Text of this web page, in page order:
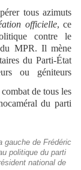
tous azimuts
officielle, ce
contre le
du MPR. Il mène
du Parti-État
ou géniteurs
de tous les
du parti
gauche de Frédéric
politique du parti
national de